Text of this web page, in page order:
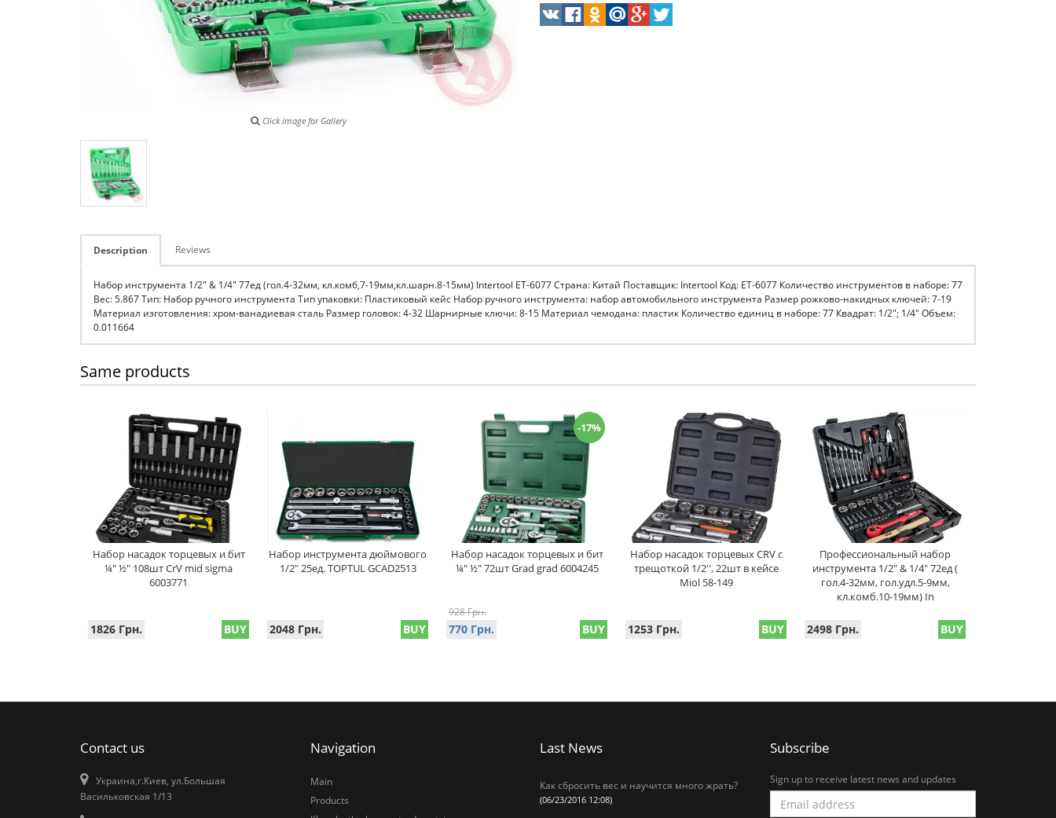
Click image for Gallery
Description Reviews
Набор инструмента 1/2" & 1/4" 77ед (гол.4-32мм, кл.комб,7-19мм,кл.шарн.8-15мм) Intertool ET-6077 Страна: Китай Поставщик: Intertool Код: ET-6077 Количество инструментов в наборе: 77
Вес: 5.867 Тип: Набор ручного инструмента Тип упаковки: Пластиковый кейс Набор ручного инструмента: набор автомобильного инструмента Размер рожково-накидных ключей: 7-19
Материал изготовления: хром-ванадиевая сталь Размер головок: 4-32 Шарнирные ключи: 8-15 Материал чемодана: пластик Количество единиц в наборе: 77 Квадрат: 1/2"; 1/4" Объем:
0.011664
Same products
Набор насадок торцевых и бит
¼" ½" 108шт CrV mid sigma
6003771
1826 Грн. BUY
Набор инструмента дюймового
1/2" 25ед. TOPTUL GCAD2513
2048 Грн. BUY
Набор насадок торцевых и бит
¼" ½" 72шт Grad grad 6004245
928 Грн.
770 Грн.
-17%
BUY
Набор насадок торцевых CRV с
трещоткой 1/2'', 22шт в кейсе
Miol 58-149
1253 Грн. BUY
Профессиональный набор
инструмента 1/2" & 1/4" 72ед (
гол.4-32мм, гол.удл.5-9мм,
кл.комб.10-19мм) In
2498 Грн. BUY
Contact us
Украина,г.Киев, ул.Большая
Васильковская 1/13
Navigation
Main
Products
Last News
Как сбросить вес и научится много жрать?
(06/23/2016 12:08)
Subscribe
Sign up to receive latest news and updates